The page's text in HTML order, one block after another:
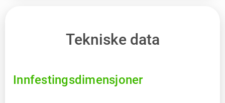
Tekniske data
Innfestingsdimensjoner